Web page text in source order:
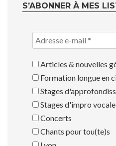
S’ABONNER À MES
Articles & nouvelles
Formation longue en
Stages
Stages d'impro vocale
Concerts
Chants pour tou(te)s